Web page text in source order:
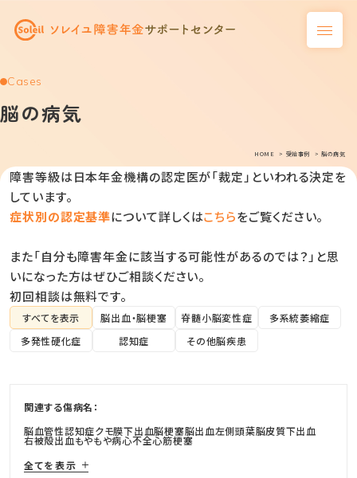
Cases
脳の病気
HOME 受給事例 脳の病気
障害等級は日本年金機構の認定医が「裁定」といわれる決定を
しています。
症状別の認定基準について詳しくはこちらをご覧ください。
また「自分も障害年金に該当する可能性があるのでは？」と思
いになった方はぜひご相談ください。
初回相談は無料です。
すべてを表示 脳出血・脳梗塞 脊髄小脳変性症
多系統萎縮症
多発性硬化症
認知症 その他脳疾患
関連する傷病名：
脳血管性認知症クモ膜下出血脳梗塞脳出血左側頭葉脳皮質下出血
右被殻出血もやもや病心不全心筋梗塞
全てを表示